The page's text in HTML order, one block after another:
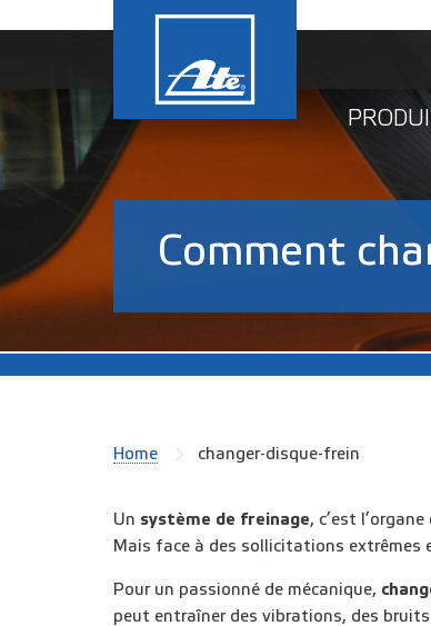
Comment
Home changer-disque-frein
Un système de freinage, c’est
Mais face à des sollicitations extrêmes
Pour un passionné de mécanique,
peut entraîner des vibrations, des